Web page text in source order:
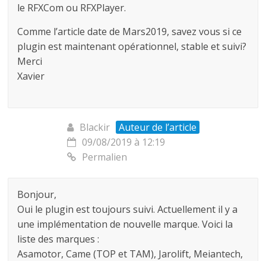
le RFXCom ou RFXPlayer.
Comme l’article date de Mars2019, savez vous si ce
plugin est maintenant opérationnel, stable et suivi?
Merci
Xavier
Blackir
Auteur de l’article
09/08/2019 à 12:19
Permalien
Bonjour,
Oui le plugin est toujours suivi. Actuellement il y a
une implémentation de nouvelle marque. Voici la
liste des marques :
Asamotor, Came (TOP et TAM), Jarolift, Meiantech,